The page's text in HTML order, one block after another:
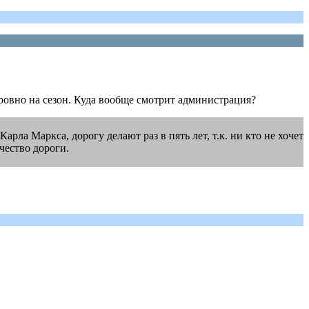
на сезон. Куда вообще смотрит администрация?
Маркса, дорогу делают раз в пять лет, т.к. ни кто не хочет
дороги.